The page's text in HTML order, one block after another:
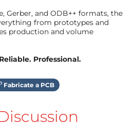
Gerber, and ODB++ formats, the
from prototypes and
production and volume
Professional.
Fabricate a PCB